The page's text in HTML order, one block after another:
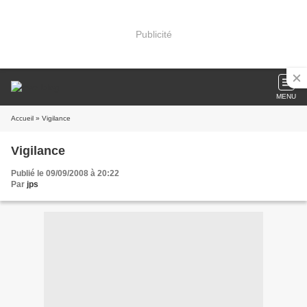
Publicité
MENU
Accueil » Vigilance
Vigilance
Publié le 09/09/2008 à 20:22
Par jps